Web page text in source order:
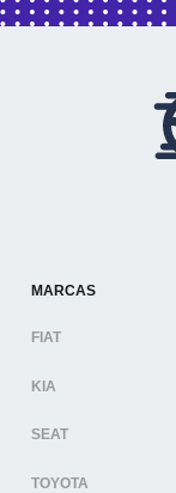
MARCAS
FIAT
KIA
SEAT
TOYOTA